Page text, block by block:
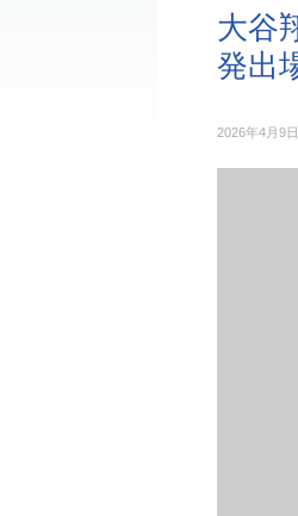
大谷
発出
2026年4月9